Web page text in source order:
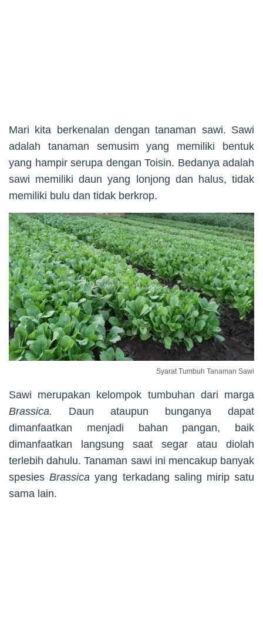
Mari kita berkenalan dengan tanaman sawi. Sawi
adalah tanaman semusim yang memiliki bentuk
yang hampir serupa dengan Toisin. Bedanya adalah
sawi memiliki daun yang lonjong dan halus, tidak
memiliki bulu dan tidak berkrop.
Syarat Tumbuh Tanaman Sawi
Sawi merupakan kelompok tumbuhan dari marga
Brassica. Daun ataupun bunganya dapat
dimanfaatkan menjadi bahan pangan, baik
dimanfaatkan langsung saat segar atau diolah
terlebih dahulu. Tanaman sawi ini mencakup banyak
spesiesBrassicayang terkadang saling mirip satu
sama lain.